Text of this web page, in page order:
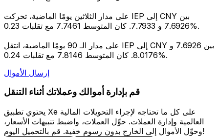
على مدار الثلاثين يومًا الماضية، تحركت IEP إلى CNY بين
7.6926 و 7.7933. كان المتوسط 7.7461 مع تقلبات 0.23%.
على مدار الـ 90 يومًا الماضية، انتقل IEP إلى CNY بين 7.6926 و
8.0176. كان المتوسط 7.8146 مع تقلبات 0.24%.
إرسال الأموال
قم بإدارة أموالك وعملاتك أثناء التنقل
يحتوي تطبيق Xe على كل ما تحتاجه لإجراء التحويلات المالية
العالمية وإدارة العملات. حوِّل العملات، واضبط تنبيهات الأسعار،
وحوِّل الأموال إلى الخارج بدون رسوم خفية. قم بالتحميل اليوم!